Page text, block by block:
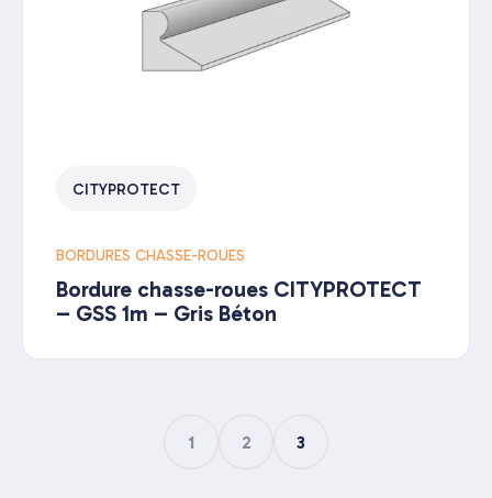
CITYPROTECT
BORDURES CHASSE-ROUES
Bordure chasse-roues CITYPROTECT
– GSS 1m – Gris Béton
1 2 3